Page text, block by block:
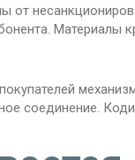
от
Материалы
соединение.